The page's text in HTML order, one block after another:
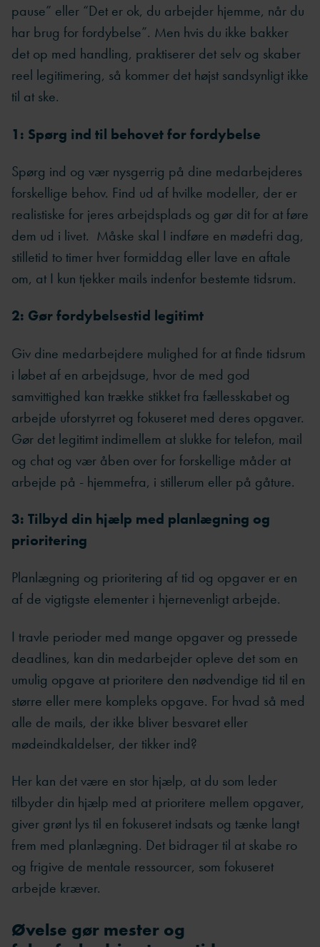
pause” eller “Det er ok, du arbejder hjemme, når du
har brug for fordybelse”. Men hvis du ikke bakker
det op med handling, praktiserer det selv og skaber
reel legitimering, så kommer det højst sandsynligt ikke
til at ske.
1: Spørg ind til behovet for fordybelse
Spørg ind og vær nysgerrig på dine medarbejderes
forskellige behov. Find ud af hvilke modeller, der er
realistiske for jeres arbejdsplads og gør dit for at føre
dem ud i livet. Måske skal I indføre en mødefri dag,
stilletid to timer hver formiddag eller lave en aftale
om, at I kun tjekker mails indenfor bestemte tidsrum.
2: Gør fordybelsestid legitimt
Giv dine medarbejdere mulighed for at finde tidsrum
i løbet af en arbejdsuge, hvor de med god
samvittighed kan trække stikket fra fællesskabet og
arbejde uforstyrret og fokuseret med deres opgaver.
Gør det legitimt indimellem at slukke for telefon, mail
og chat og vær åben over for forskellige måder at
arbejde på - hjemmefra, i stillerum eller på gåture.
3: Tilbyd din hjælp med planlægning og
prioritering
Planlægning og prioritering af tid og opgaver er en
af de vigtigste elementer i hjernevenligt arbejde.
I travle perioder med mange opgaver og pressede
deadlines, kan din medarbejder opleve det som en
umulig opgave at prioritere den nødvendige tid til en
større eller mere kompleks opgave. For hvad så med
alle de mails, der ikke bliver besvaret eller
mødeindkaldelser, der tikker ind?
Her kan det være en stor hjælp, at du som leder
tilbyder din hjælp med at prioritere mellem opgaver,
giver grønt lys til en fokuseret indsats og tænke langt
frem med planlægning. Det bidrager til at skabe ro
og frigive de mentale ressourcer, som fokuseret
arbejde kræver.
Øvelse gør mester og